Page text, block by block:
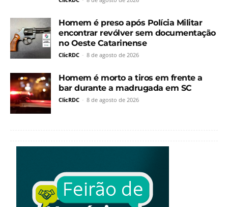
Homem é preso após Polícia Militar
encontrar revólver sem documentação
no Oeste Catarinense
ClicRDC - 8 de agosto de 2026
Homem é morto a tiros em frente a
bar durante a madrugada em SC
ClicRDC - 8 de agosto de 2026